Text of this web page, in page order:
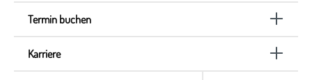
Termin buchen
Karriere